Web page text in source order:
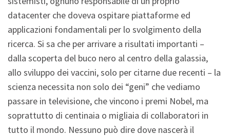
datacenter che doveva ospitare piattaforme ed
applicazioni fondamentali per lo svolgimento della
ricerca. Si sa che per arrivare a risultati importanti –
dalla scoperta del buco nero al centro della galassia,
allo sviluppo dei vaccini, solo per citarne due recenti – la
scienza necessita non solo dei “geni” che vediamo
passare in televisione, che vincono i premi Nobel, ma
soprattutto di centinaia o migliaia di collaboratori in
tutto il mondo. Nessuno può dire dove nascerà il